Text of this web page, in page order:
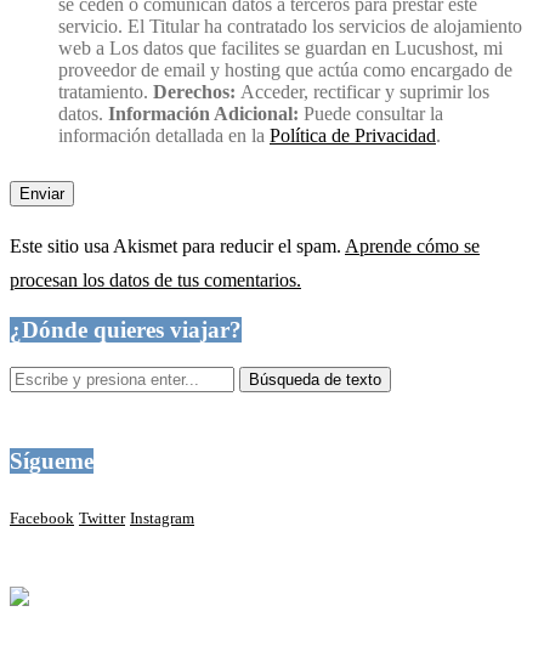
servicio. El Titular ha contratado los servicios de alojamiento
web a Los datos que facilites se guardan en Lucushost, mi
proveedor de email y hosting que actúa como encargado de
tratamiento. Derechos: Acceder, rectificar y suprimir los
datos. Información Adicional: Puede consultar la
información detallada en la Política de Privacidad.
Este sitio usa Akismet para reducir el spam. Aprende cómo se
procesan los datos de tus comentarios.
¿Dónde quieres viajar?
Sígueme
Facebook Twitter Instagram